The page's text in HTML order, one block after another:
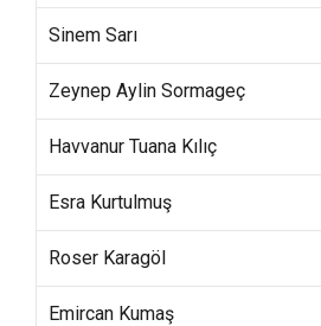
Sinem Sarı
Zeynep Aylin Sormageç
Havvanur Tuana Kılıç
Esra Kurtulmuş
Roser Karagöl
Emircan Kumaş